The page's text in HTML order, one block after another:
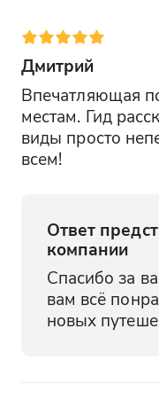
в гостинице
День 4
Вы
Хунзаха,
"Каменная
Хунзах
живописных
вами
панорамы
Дмитрий
Впечатляющая
местам. Гид
виды просто
всем!
Ответ
компании
Спасибо за
вам всё
новых